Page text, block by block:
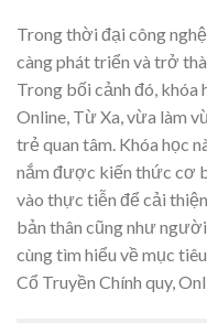
Trong thời đại công
càng phát triển và trở
Trong bối cảnh đó, khóa
Online, Từ Xa, vừa làm
trẻ quan tâm. Khóa học
nắm được kiến thức cơ
vào thực tiễn để cải
bản thân cũng như
cùng tìm hiểu về mục
Cổ Truyền Chính quy,